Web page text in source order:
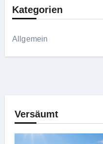
Kategorien
Allgemein
Versäumt